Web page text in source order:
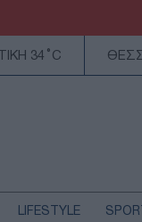
34°C
LIFESTYLE